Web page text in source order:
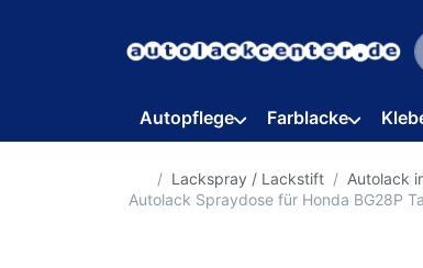
Autopflege Farblacke
Startseite
Lackspray / Lackstift Autolack
Autolack Spraydose für Honda BG28P